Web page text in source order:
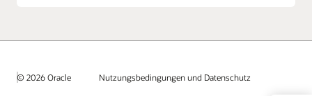
© 2026 Oracle Nutzungsbedingungen und Datenschutz